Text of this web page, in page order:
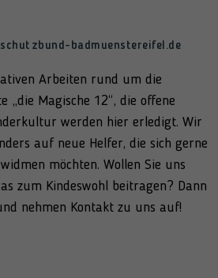
badmuenstereifel.de
Arbeiten rund um die
„die Magische 12“, die offene
werden hier erledigt. Wir
auf neue Helfer, die sich gerne
möchten. Wollen Sie uns
zum Kindeswohl beitragen? Dann
nehmen Kontakt zu uns auf!